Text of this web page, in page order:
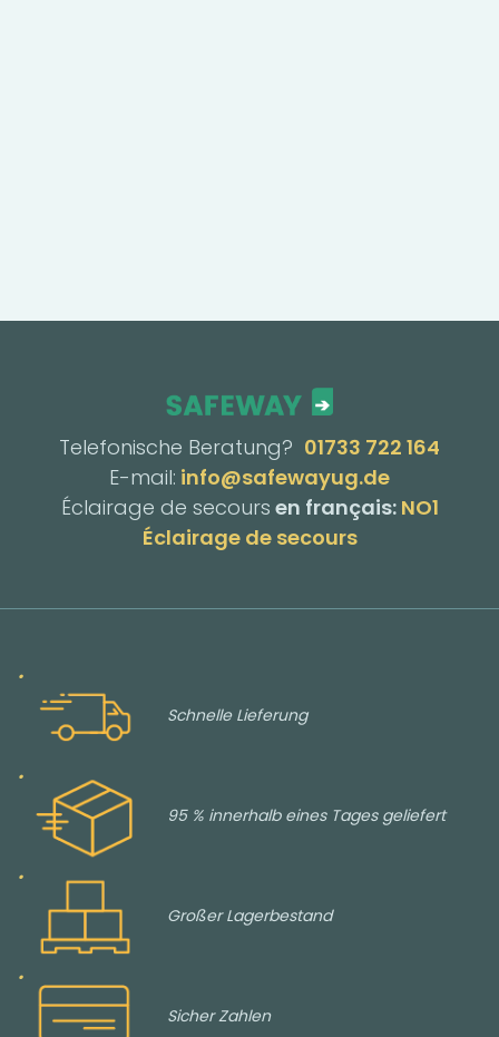
Telefonische Beratung? 01733 722 164
E-mail: info@safewayug.de
Éclairage de secours en français: NO1
Éclairage de secours
Schnelle Lieferung
95 % innerhalb eines Tages geliefert
Großer Lagerbestand
Sicher Zahlen